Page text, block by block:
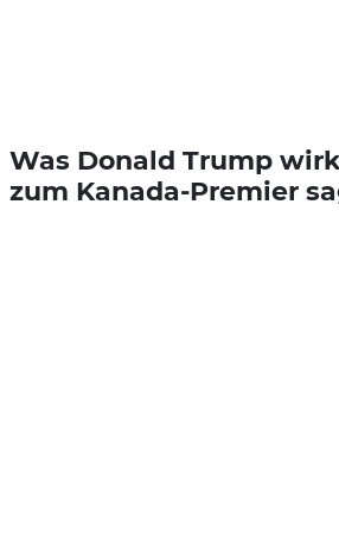
Was Donald Trump
zum Kanada-Premier